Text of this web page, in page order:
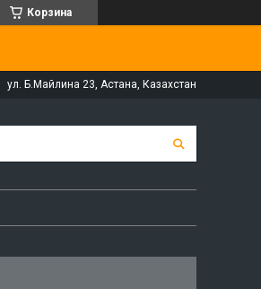
Корзина
ул. Б.Майлина 23, Астана, Казахстан